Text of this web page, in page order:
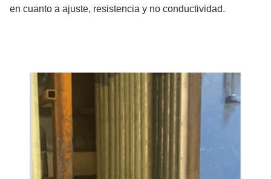
en cuanto a ajuste, resistencia y no conductividad.